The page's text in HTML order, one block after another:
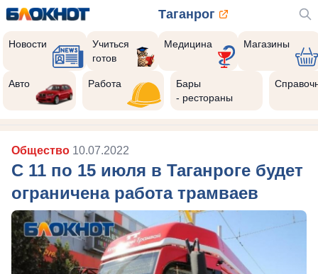
Таганрог
Новости
Учиться
готов
Медицина Магазины
Авто Работа
Бары
- рестораны
Общество 10.07.2022
С 11 по 15 июля в Таганроге будет
ограничена работа трамваев